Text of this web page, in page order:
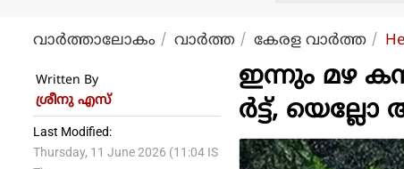
വാര്‍ത്താലോകം വാര്‍ത്ത കേരള വാര്‍ത്ത
Written By
ശ്രീനു എസ്
Last Modified:
Thursday, 11 June 2026 (11:04 IS
ഇന്നും മഴ
ര്‍ട്ട്, യെല്ലോ